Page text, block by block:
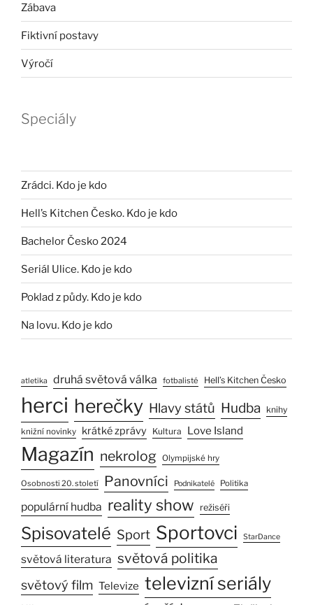
Zábava
Fiktivní postavy
Výročí
Speciály
Zrádci. Kdo je kdo
Hell’s Kitchen Česko. Kdo je kdo
Bachelor Česko 2024
Seriál Ulice. Kdo je kdo
Poklad z půdy. Kdo je kdo
Na lovu. Kdo je kdo
atletika druhá světová válka fotbalisté Hell’s Kitchen Česko
herci herečky Hlavy států Hudba knihy
knižní novinky krátké zprávy Kultura Love Island
Magazín nekrolog Olympijské hry
Osobnosti 20. století Panovníci Podnikatelé Politika
populární hudba reality show režiséři
Spisovatelé Sport Sportovci StarDance
světová literatura světová politika
světový film Televize televizní seriály